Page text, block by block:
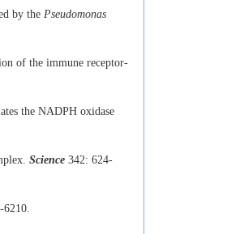
by the Pseudomonas
of the immune receptor-
the NADPH oxidase
Science 342: 624-
6210.